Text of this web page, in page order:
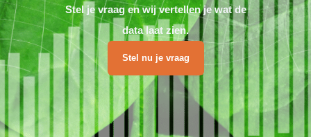
Stel je vraag en wij vertellen je wat de
data laat zien.
Stel nu je vraag